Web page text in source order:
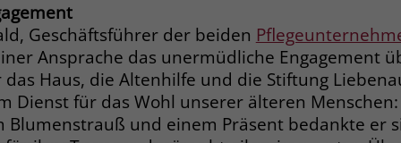
Geschäftsführer der beiden
Ansprache das unermüdliche Engagement
das Haus, die Altenhilfe und die Stiftung
Dienst für das Wohl unserer älteren
Blumenstrauß und einem Präsent bedankte er
Laufzeit 1 Monat
Zweck
Behält die Zustimmung des Benutzers zum
Cookie Opt-In
Zweck
und in einer einzigen Sitzungsaufzeichnung
zusammenzufassen.
Name _gcl_au